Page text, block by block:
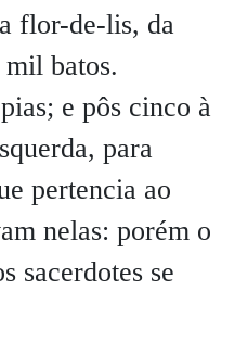
flor-de-lis, da
mil batos.
e pôs cinco à
para
pertencia ao
nelas: porém o
sacerdotes se